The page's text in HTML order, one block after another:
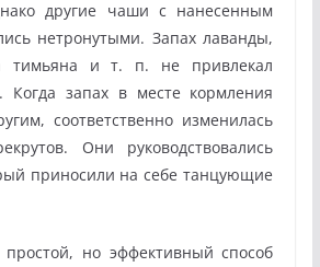
другие чаши с нанесенным
нетронутыми. Запах лаванды,
тимьяна и т. п. не привлекал
Когда запах в месте кормления
соответственно изменилась
Они руководствовались
приносили на себе танцующие
но эффективный способ